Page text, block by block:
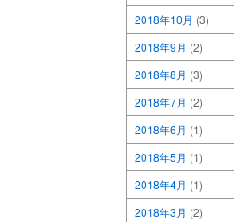
2018年10月 (3)
2018年9月 (2)
2018年8月 (3)
2018年7月 (2)
2018年6月 (1)
2018年5月 (1)
2018年4月 (1)
2018年3月 (2)